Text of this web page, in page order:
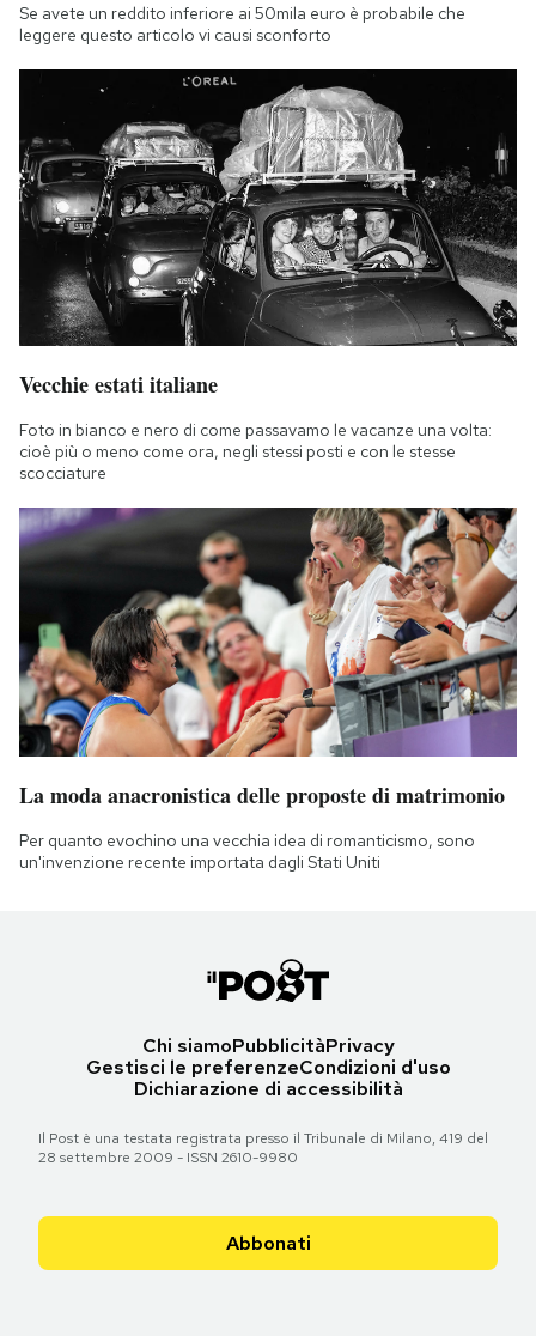
Se avete un reddito inferiore ai 50mila euro è probabile che
leggere questo articolo vi causi sconforto
Vecchie estati italiane
Foto in bianco e nero di come passavamo le vacanze una volta:
cioè più o meno come ora, negli stessi posti e con le stesse
scocciature
La moda anacronistica delle proposte di matrimonio
Per quanto evochino una vecchia idea di romanticismo, sono
un'invenzione recente importata dagli Stati Uniti
Chi siamoPubblicitàPrivacy
Gestisci le preferenzeCondizioni d'uso
Dichiarazione di accessibilità
Il Post è una testata registrata presso il Tribunale di Milano, 419 del
28 settembre 2009 - ISSN 2610-9980
Abbonati